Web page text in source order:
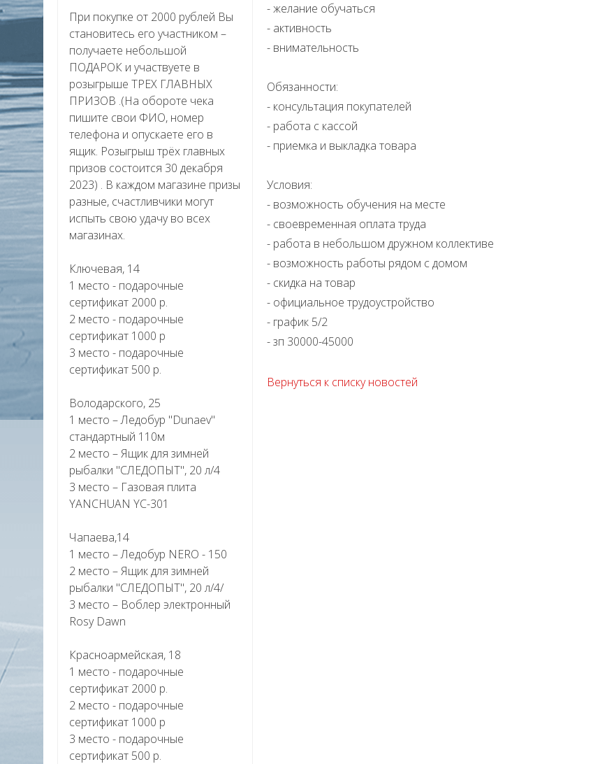
При покупке от 2000 рублей Вы
становитесь его участником –
получаете небольшой
ПОДАРОК и участвуете в
розыгрыше ТРЕХ ГЛАВНЫХ
ПРИЗОВ .(На обороте чека
пишите свои ФИО, номер
телефона и опускаете его в
ящик. Розыгрыш трёх главных
призов состоится 30 декабря
2023) . В каждом магазине призы
разные, счастливчики могут
испыть свою удачу во всех
магазинах.
Ключевая, 14
1 место - подарочные
сертификат 2000 р.
2 место - подарочные
сертификат 1000 р
3 место - подарочные
сертификат 500 р.
Володарского, 25
1 место – Ледобур "Dunaev"
стандартный 110м
2 место – Ящик для зимней
рыбалки "СЛЕДОПЫТ", 20 л/4
3 место – Газовая плита
YANCHUAN YC-301
Чапаева,14
1 место – Ледобур NERO - 150
2 место – Ящик для зимней
рыбалки "СЛЕДОПЫТ", 20 л/4/
3 место – Воблер электронный
Rosy Dawn
Красноармейская, 18
1 место - подарочные
сертификат 2000 р.
2 место - подарочные
сертификат 1000 р
3 место - подарочные
сертификат 500 р.
- желание обучаться
- активность
- внимательность
Обязанности:
- консультация покупателей
- работа с кассой
- приемка и выкладка товара
Условия:
- возможность обучения на месте
- своевременная оплата труда
- работа в небольшом дружном коллективе
- возможность работы рядом с домом
- скидка на товар
- официальное трудоустройство
- график 5/2
- зп 30000-45000
Вернуться к списку новостей